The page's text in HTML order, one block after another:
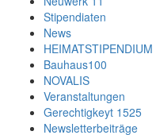
Stipendiaten
News
HEIMATSTIPENDIUM
Bauhaus100
NOVALIS
Veranstaltungen
Gerechtigkeyt 1525
Newsletterbeiträge